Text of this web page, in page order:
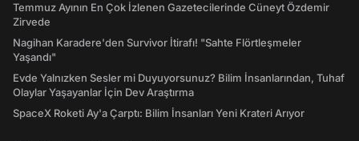
Temmuz Ayının En Çok İzlenen Gazetecilerinde Cüneyt Özdemir
Zirvede
Nagihan Karadere'den Survivor İtirafı! "Sahte Flörtleşmeler
Yaşandı"
Evde Yalnızken Sesler mi Duyuyorsunuz? Bilim İnsanlarından, Tuhaf
Olaylar Yaşayanlar İçin Dev Araştırma
SpaceX Roketi Ay'a Çarptı: Bilim İnsanları Yeni Krateri Arıyor